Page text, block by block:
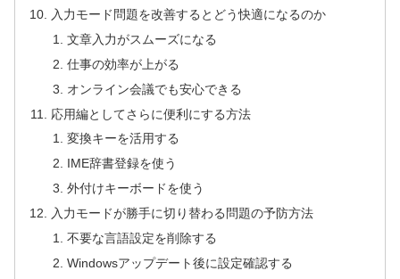
入力モード問題を改善するとどう快適になるのか
文章入力がスムーズになる
仕事の効率が上がる
オンライン会議でも安心できる
応用編としてさらに便利にする方法
変換キーを活用する
IME辞書登録を使う
外付けキーボードを使う
入力モードが勝手に切り替わる問題の予防方法
不要な言語設定を削除する
Windowsアップデート後に設定確認する